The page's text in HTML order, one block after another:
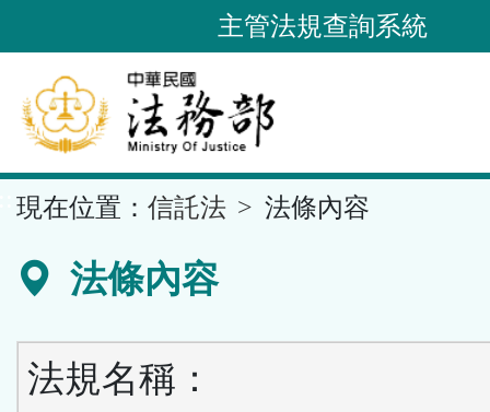
到
要
內
容
區
主管法規查詢系統
現在位置： 信託法 法條內容
法條內容
法規名稱：